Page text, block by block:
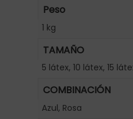
Peso
1 kg
TAMAÑO
5 látex, 10 látex, 15
COMBINACIÓN
Azul, Rosa